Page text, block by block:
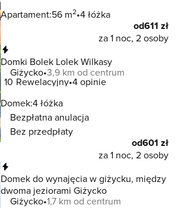
Apartament:56 m2 4 łóżka
od611 zł
za 1 noc, 2 osoby
Domki Bolek Lolek Wilkasy
Giżycko 3,9 km od centrum
10 Rewelacyjny 4 opinie
Domek:4 łóżka
Bezpłatna anulacja
Bez przedpłaty
od601 zł
za 1 noc, 2 osoby
Domek do wynajęcia w giżycku, między
dwoma jeziorami Giżycko
Giżycko 1,7 km od centrum